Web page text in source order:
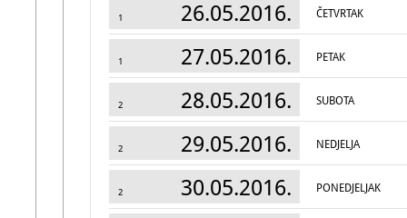
1 26.05.2016. ČETVRTAK
1 27.05.2016. PETAK
2 28.05.2016. SUBOTA
2 29.05.2016. NEDJELJA
2 30.05.2016. PONEDJELJAK